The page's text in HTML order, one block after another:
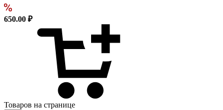
650.00 ₽
Товаров на странице